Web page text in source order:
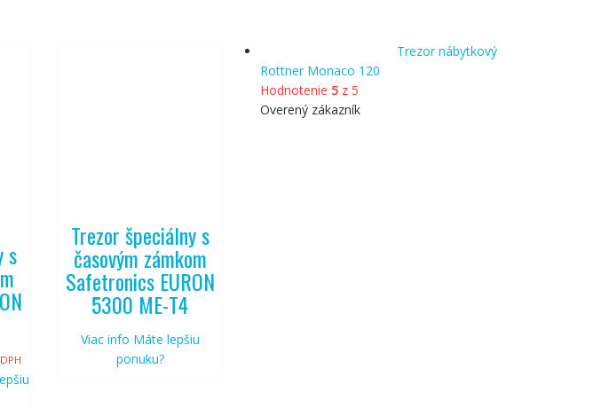
s
Trezor špeciálny s
časovým zámkom
Safetronics EURON
5300 ME-T4
Viac info Máte lepšiu
ponuku?
Trezor nábytkový
Rottner Monaco 120
Hodnotenie 5 z 5
Overený zákazník